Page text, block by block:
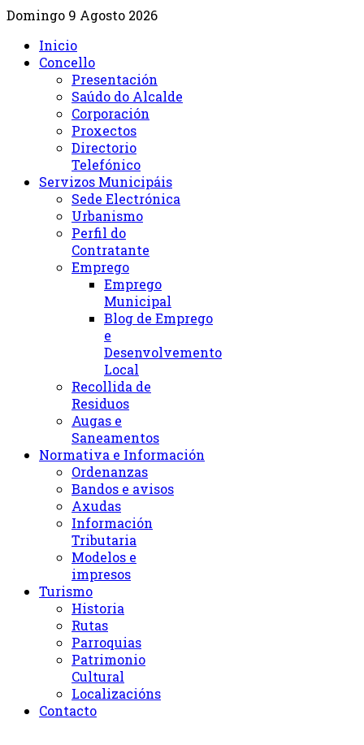
Domingo 9 Agosto 2026
Inicio
Concello
Presentación
Saúdo do Alcalde
Corporación
Proxectos
Directorio
Telefónico
Servizos Municipáis
Sede Electrónica
Urbanismo
Perfil do
Contratante
Emprego
Emprego
Municipal
Blog de Emprego
e
Desenvolvemento
Local
Recollida de
Residuos
Augas e
Saneamentos
Normativa e Información
Ordenanzas
Bandos e avisos
Axudas
Información
Tributaria
Modelos e
impresos
Turismo
Historia
Rutas
Parroquias
Patrimonio
Cultural
Localizacións
Contacto